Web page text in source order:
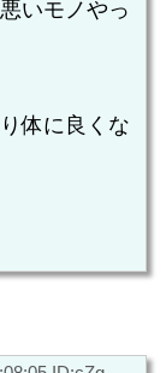
いモノやっ
体に良くな